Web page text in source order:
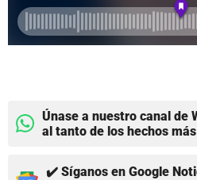
Únase a nuestro canal de
al tanto de los hechos
✔️ Síganos en Google